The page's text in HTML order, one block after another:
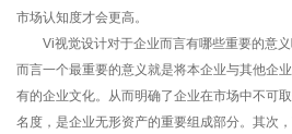
市场认知度才会更高。
Vi视觉设计对于企业而言有哪些重要的意义
而言一个最重要的意义就是将本企业与其他企
有的企业文化。从而明确了企业在市场中不可
名度，是企业无形资产的重要组成部分。其次